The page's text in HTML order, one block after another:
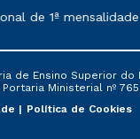
de 1ª
de Ensino Superior
Ministerial nº
Política de Cookies